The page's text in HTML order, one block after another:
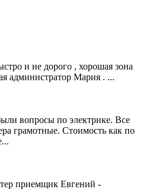
и не дорого , хорошая зона
администратор Мария . ...
вопросы по электрике. Все
грамотные. Стоимость как по
приемщик Евгений -